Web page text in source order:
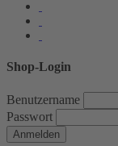
Shop-Login
Benutzername
Passwort
Anmelden